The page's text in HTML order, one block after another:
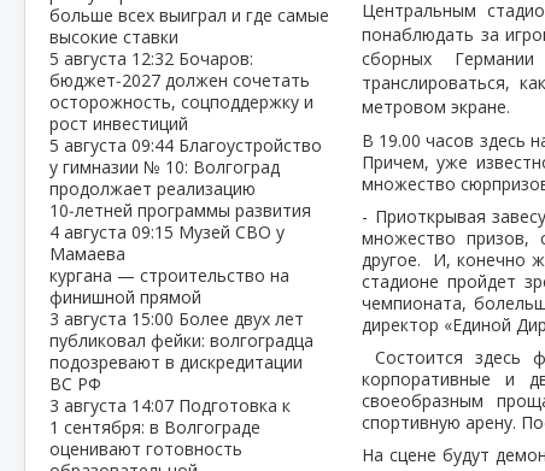
больше всех выиграл и где самые
высокие ставки
5 августа 12:32 Бочаров:
бюджет‑2027 должен сочетать
осторожность, соцподдержку и
рост инвестиций
5 августа 09:44 Благоустройство
у гимназии № 10: Волгоград
продолжает реализацию
10‑летней программы развития
4 августа 09:15 Музей СВО у
Мамаева
кургана — строительство на
финишной прямой
3 августа 15:00 Более двух лет
публиковал фейки: волгоградца
подозревают в дискредитации
ВС РФ
3 августа 14:07 Подготовка к
1 сентября: в Волгограде
оценивают готовность
Центральным
понаблюдать за
сборных
транслироваться,
метровом экране.
В 19.00 часов здесь
Причем, уже
множество
- Приоткрывая
множество призов,
другое. И, конечно
стадионе пройдет
чемпионата,
директор «Единой
Состоится здесь
корпоративные и
своеобразным
спортивную арену.
На сцене будут